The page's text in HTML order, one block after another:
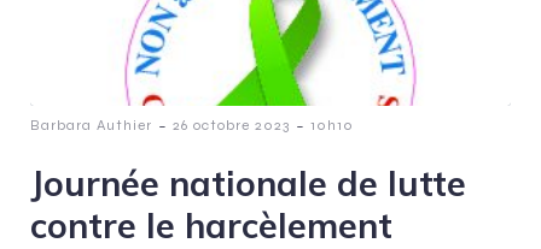
Barbara Authier - 26 octobre 2023 - 10h10
Journée nationale de lutte
contre le harcèlement